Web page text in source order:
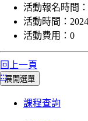
活動報名時間：
活動時間：
活動費用： 0
回上一頁
:::展開選單
課程查詢